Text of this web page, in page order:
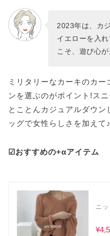
2023年は、カ
イエローを入
こそ、遊び心が
ミリタリーなカーキのカ
ンを選ぶのがポイント!ス
とことんカジュアルダウ
ッグで女性らしさを加えて♪
☑おすすめの+αアイテム
ニ